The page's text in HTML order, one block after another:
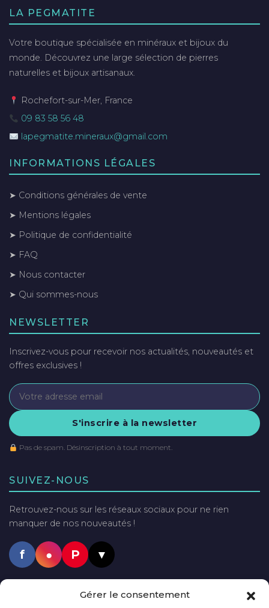
Gérer le consentement
LA PEGMATITE
Votre boutique spécialisée en minéraux et bijoux du
monde. Découvrez une large sélection de pierres
naturelles et bijoux artisanaux.
Rochefort-sur-Mer, France
09 83 58 56 48
lapegmatite.mineraux@gmail.com
INFORMATIONS LÉGALES
➤ Conditions générales de vente
➤ Mentions légales
➤ Politique de confidentialité
➤ FAQ
➤ Nous contacter
➤ Qui sommes-nous
NEWSLETTER
Inscrivez-vous pour recevoir nos actualités, nouveautés et
offres exclusives !
S'inscrire à la newsletter
Pas de spam. Désinscription à tout moment.
SUIVEZ-NOUS
Retrouvez-nous sur les réseaux sociaux pour ne rien
manquer de nos nouveautés !
f ● P ▼